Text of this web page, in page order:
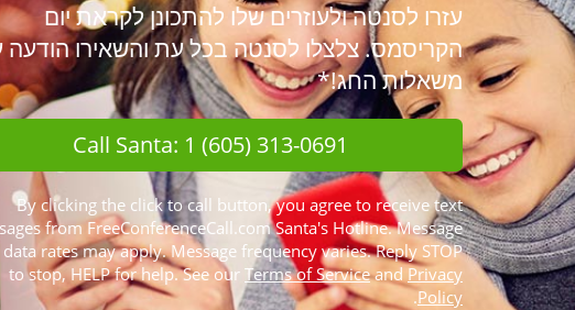
עזרו לסנטה ולעוזרים שלו להתכונן לקראת יום
הקריסמס. צלצלו לסנטה בכל עת והשאירו הודעה
משאלות החג!*
Call Santa: 1 (605) 313-0691
By clicking the click to call button, you agree to receive text
from FreeConferenceCall.com Santa's Hotline. Message
rates may apply. Message frequency varies. Reply STOP
to stop, HELP for help. See our Terms of Serviceand Privacy
Policy
.